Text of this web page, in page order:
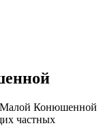
Конюшенной
частных